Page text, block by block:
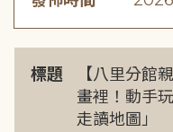
標題
【八里分館
畫裡！動手
走讀地圖」